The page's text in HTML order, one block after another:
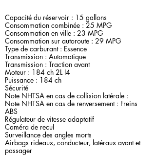
Capacité du réservoir : 15 gallons
Consommation combinée : 25 MPG
Consommation en ville : 23 MPG
Consommation sur autoroute : 29 MPG
Type de carburant : Essence
Transmission : Automatique
Transmission : Traction avant
Moteur : 184 ch 2L I4
Puissance : 184 ch
Sécurité
Note NHTSA en cas de collision latérale :
Note NHTSA en cas de renversement : Freins
ABS
Régulateur de vitesse adaptatif
Caméra de recul
Surveillance des angles morts
Airbags rideaux, conducteur, latéraux avant et
passager